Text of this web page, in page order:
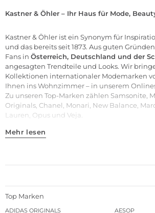
Kastner & Öhler – Ihr Haus für Mode,
Kastner & Öhler ist ein Synonym für
und das bereits seit 1873. Aus guten
Fans in Österreich, Deutschland und der
angesagten Trendteile und Looks. Wir
Kollektionen internationaler Modemarken
Ihnen ins Wohnzimmer – in unserem
Zu unseren Top-Marken zählen Samsonite,
Originals, Chanel, Monari, New Balance,
Lauren, Opus und Veja.
Mehr lesen
Top Marken
ADIDAS ORIGINALS
AESOP